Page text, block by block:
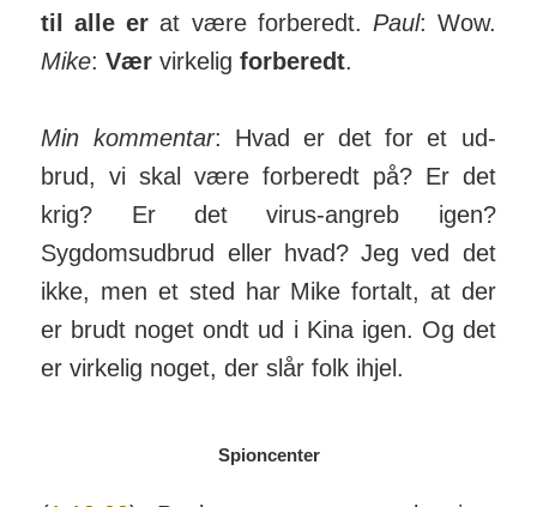
til alle er at være for­beredt. Paul: Wow.
Mike:Vær virkeligfor­beredt.
Min kommentar: Hvad er det for et ud­
brud, vi skal være forberedt på? Er det
krig? Er det virus-angreb igen?
Sygdomsudbrud eller hvad? Jeg ved det
ikke, men et sted har Mike fortalt, at der
er brudt noget ondt ud i Kina igen. Og det
er vir­kelig noget, der slår folk ihjel.
Spioncenter